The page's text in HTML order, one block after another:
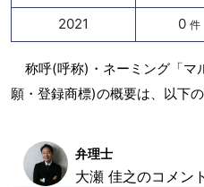
2021 0 件
称呼(呼称)・ネーミング「マ
願・登録商標)の概要は、以下の
弁理士
大瀬 佳之のコメント